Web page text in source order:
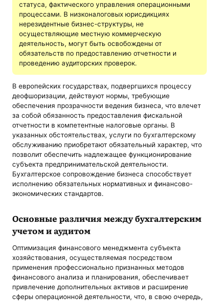
статуса, фактического управления операционными
процессами. В низконалоговых юрисдикциях
нерезидентные бизнес-структуры, не
осуществляющие местную коммерческую
деятельность, могут быть освобождены от
обязательств по предоставлению отчетности и
проведению аудиторских проверок.
В европейских государствах, подвергшихся процессу
деофшоризации, действуют нормы, требующие
обеспечения прозрачности ведения бизнеса, что влечет
за собой обязанность предоставления фискальной
отчетности в компетентные налоговые органы. В
указанных обстоятельствах, услуги по бухгалтерскому
обслуживанию приобретают обязательный характер, что
позволит обеспечить надлежащее функционирование
субъекта предпринимательской деятельности.
Бухгалтерское сопровождение бизнеса способствует
исполнению обязательных нормативных и финансово-
экономических стандартов.
Основные различия между бухгалтерским
учетом и аудитом
Оптимизация финансового менеджмента субъекта
хозяйствования, осуществляемая посредством
применения профессионально признанных методов
финансового анализа и планирования, обеспечивает
привлечение дополнительных активов и расширение
сферы операционной деятельности, что, в свою очередь,